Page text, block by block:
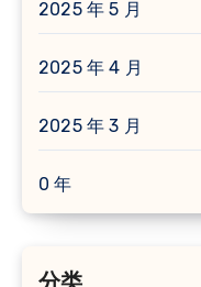
2025 年 5 月
2025 年 4 月
2025 年 3 月
0 年